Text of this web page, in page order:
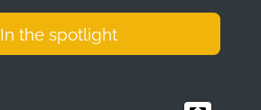
In the spotlight